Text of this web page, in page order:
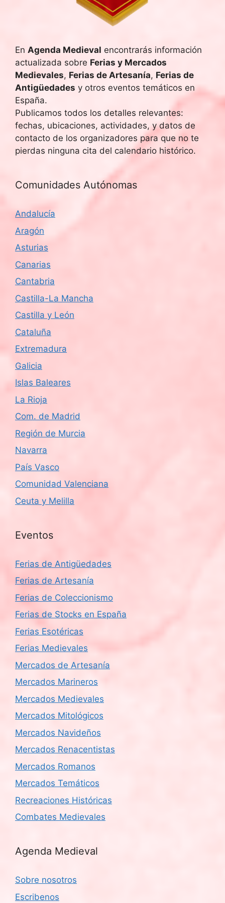
En Agenda Medieval encontrarás información
actualizada sobre Ferias y Mercados
Medievales, Ferias de Artesanía, Ferias de
Antigüedades y otros eventos temáticos en
España.
Publicamos todos los detalles relevantes:
fechas, ubicaciones, actividades, y datos de
contacto de los organizadores para que no te
pierdas ninguna cita del calendario histórico.
Comunidades Autónomas
Andalucía
Aragón
Asturias
Canarias
Cantabria
Castilla-La Mancha
Castilla y León
Cataluña
Extremadura
Galicia
Islas Baleares
La Rioja
Com. de Madrid
Región de Murcia
Navarra
País Vasco
Comunidad Valenciana
Ceuta y Melilla
Eventos
Ferias de Antigüedades
Ferias de Artesanía
Ferias de Coleccionismo
Ferias de Stocks en España
Ferias Esotéricas
Ferias Medievales
Mercados de Artesanía
Mercados Marineros
Mercados Medievales
Mercados Mitológicos
Mercados Navideños
Mercados Renacentistas
Mercados Romanos
Mercados Temáticos
Recreaciones Históricas
Combates Medievales
Agenda Medieval
Sobre nosotros
Escribenos